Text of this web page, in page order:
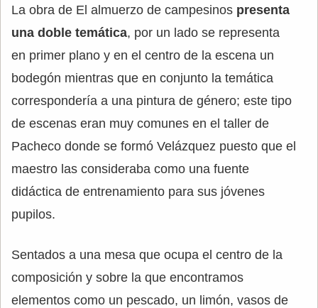
La obra de El almuerzo de campesinos presenta
una doble temática, por un lado se representa
en primer plano y en el centro de la escena un
bodegón mientras que en conjunto la temática
correspondería a una pintura de género; este tipo
de escenas eran muy comunes en el taller de
Pacheco donde se formó Velázquez puesto que el
maestro las consideraba como una fuente
didáctica de entrenamiento para sus jóvenes
pupilos.
Sentados a una mesa que ocupa el centro de la
composición y sobre la que encontramos
elementos como un pescado, un limón, vasos de